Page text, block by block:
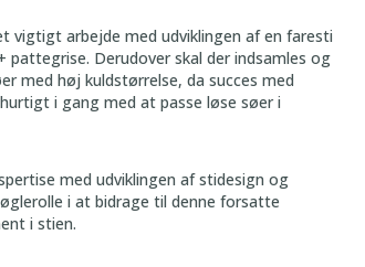
vigtigt arbejde med udviklingen af en faresti
Derudover skal der indsamles og
med høj kuldstørrelse, da succes med
i gang med at passe løse søer i
med udviklingen af stidesign og
i at bidrage til denne forsatte
i stien.